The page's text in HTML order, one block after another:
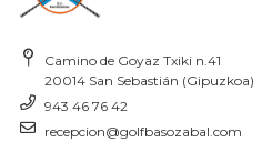
Camino de Goyaz Txiki n.41
20014 San Sebastián (Gipuzkoa)
943 46 76 42
recepcion@golfbasozabal.com